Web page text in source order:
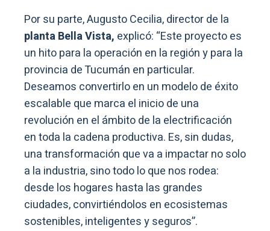
Por su parte, Augusto Cecilia, director de la
planta Bella Vista, explicó: “Este proyecto es
un hito para la operación en la región y para la
provincia de Tucumán en particular.
Deseamos convertirlo en un modelo de éxito
escalable que marca el inicio de una
revolución en el ámbito de la electrificación
en toda la cadena productiva. Es, sin dudas,
una transformación que va a impactar no solo
a la industria, sino todo lo que nos rodea:
desde los hogares hasta las grandes
ciudades, convirtiéndolos en ecosistemas
sostenibles, inteligentes y seguros”.